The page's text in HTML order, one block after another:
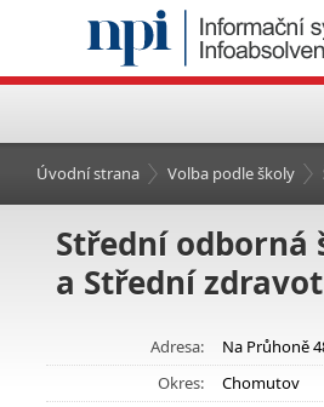
Úvodní strana Volba podle školy
Střední odborná
a Střední
Adresa:
Na Průhoně
Okres:
Chomutov